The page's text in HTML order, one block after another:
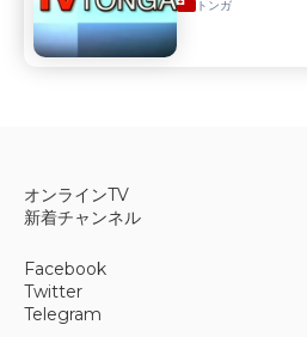
トンガ
オンラインTV
新着チャンネル
Facebook
Twitter
Telegram